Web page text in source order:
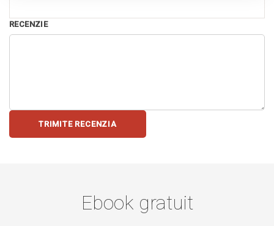
RECENZIE
TRIMITE RECENZIA
Ebook gratuit